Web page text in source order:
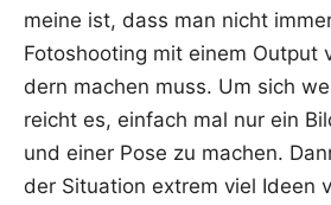
mei­ne ist, dass man nicht
Foto­shoo­ting mit einem
dern machen muss. Um sich
reicht es, ein­fach mal nur ein
und einer Pose zu machen.
der Situa­ti­on extrem viel Ideen